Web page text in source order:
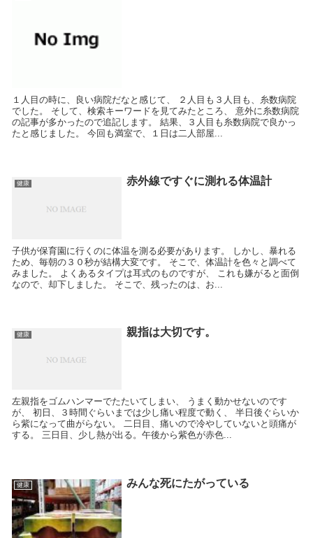
１人目の時に、良い病院だなと感じて、 ２人目も３人目も、糸数病院
でした。 そして、検索キーワードを見てみたところ、 意外に糸数病院
の記事が多かったので追記します。 結果、３人目も糸数病院で良かっ
たと感じました。 今回も満室で、１日は二人部屋...
健康 赤外線ですぐに測れる体温計
子供が保育園に行くのに体温を測る必要があります。 しかし、暴れる
ため、毎朝の３０秒が結構大変です。 そこで、体温計を色々と調べて
みました。 よくあるタイプは耳式のものですが、 これも嫌がると面倒
なので、却下しました。 そこで、残ったのは、お...
健康 親指は大切です。
左親指をゴムハンマーでたたいてしまい、 うまく動かせないのです
が、 初日、３時間ぐらいまでは少し痛い程度で動く、 半日後ぐらいか
ら紫になって曲がらない。 二日目、痛いので冷やしていないと頭痛が
する。 三日目、少し熱が出る。午後から紫色が赤色...
健康 みんな死にたがっている